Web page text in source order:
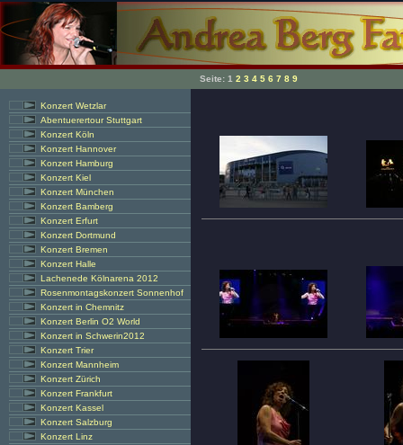
Seite: 1 2 3 4 5 6 7 8 9
Konzert Wetzlar
Abentuerertour Stuttgart
Konzert Köln
Konzert Hannover
Konzert Hamburg
Konzert Kiel
Konzert München
Konzert Bamberg
Konzert Erfurt
Konzert Dortmund
Konzert Bremen
Konzert Halle
Lachenede Kölnarena 2012
Rosenmontagskonzert Sonnenhof
Konzert in Chemnitz
Konzert Berlin O2 World
Konzert in Schwerin2012
Konzert Trier
Konzert Mannheim
Konzert Zürich
Konzert Frankfurt
Konzert Kassel
Konzert Salzburg
Konzert Linz